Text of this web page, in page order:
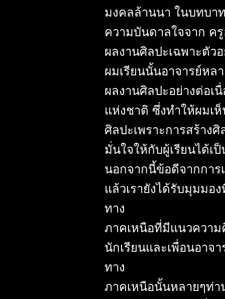
มงคลล้านนา ในบทบา
ความบันดาลใจจาก ค
ผลงานศิลปะเฉพาะตัว
ผมเรียนนั้นอาจารย์หล
ผลงานศิลปะอย่างต่อเ
แห่งชาติ ซึ่งทำให้ผมเ
ศิลปะเพราะการสร้าง
มั่นใจให้กับผู้เรียนได้เ
นอกจากนี้ข้อดีจากการ
แล้วเรายังได้รับมุมมอ
ทาง
ภาคเหนือที่มีแนวควา
นักเรียนและเพื่อนอาจ
ทาง
ภาคเหนือนั้นหลายๆท่า